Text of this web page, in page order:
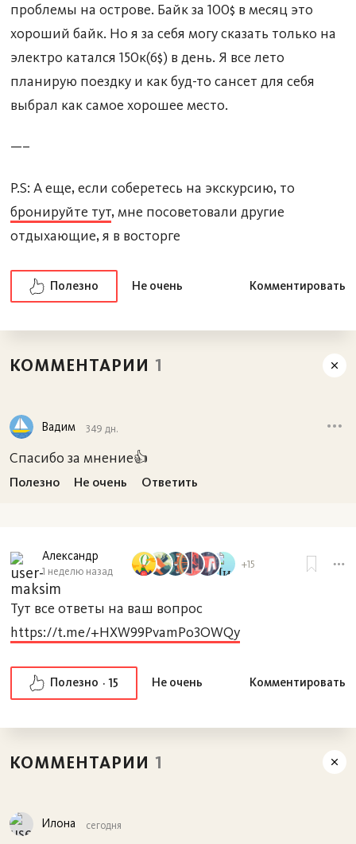
проблемы на острове. Байк за 100$ в месяц это
хороший байк. Но я за себя могу сказать только на
электро катался 150к(6$) в день. Я все лето
планирую поездку и как буд-то сансет для себя
выбрал как самое хорошее место.
—–
P.S: А еще, если соберетесь на экскурсию, то
бронируйте тут, мне посоветовали другие
отдыхающие, я в восторге
Полезно Не очень Комментировать
КОММЕНТАРИИ 1
Вадим 349 дн.
Спасибо за мнение👍
Полезно Не очень Ответить
Александр
1 неделю назад
+15
Тут все ответы на ваш вопрос
https://t.me/+HXW99PvamPo3OWQy
Полезно 15 Не очень Комментировать
КОММЕНТАРИИ 1
Илона сегодня